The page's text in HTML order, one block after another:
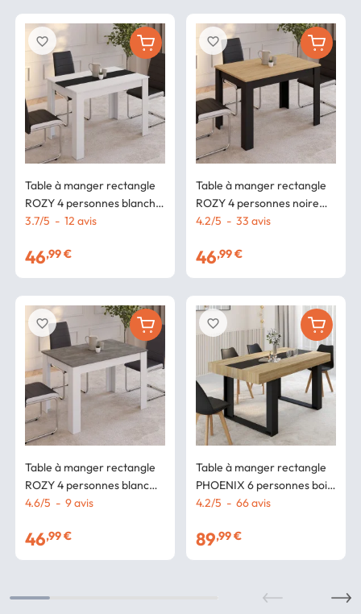
Table à manger rectangle
ROZY 4 personnes blanche
et noire 110 cm
3.7/5 - 12 avis
46,99 €
favorite_border
Table à manger rectangle
ROZY 4 personnes blanc
plateau effet béton 110 cm
4.6/5 - 9avis
46,99 €
favorite_border
Table à manger rectangle
ROZY 4 personnes noire
plateau façon hêtre 110 cm
4.2/5 - 33 avis
46,99 €
favorite_border
Table à manger rectangle
PHOENIX 6 personnes bois
et noir bande centrale
4.2/5 - 66avis
89,99 €
favorite_border